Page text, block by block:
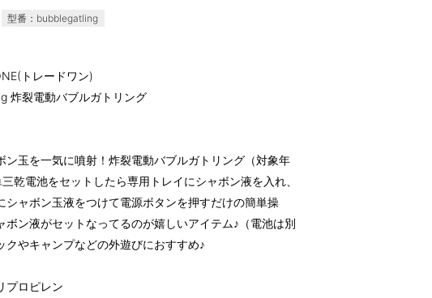
型番：bubblegatling
トレードワン)
炸裂電動バブルガトリング
ン玉を一気に噴射！炸裂電動バブルガトリング（対象年
乾電池をセットしたら専用トレイにシャボン液を入れ、
シャボン玉液をつけて電源ボタンを押すだけの簡単操
ボン液がセットなってるのが嬉しいアイテム♪（電池は別
クやキャンプなどの外遊びにおすすめ♪
プロピレン